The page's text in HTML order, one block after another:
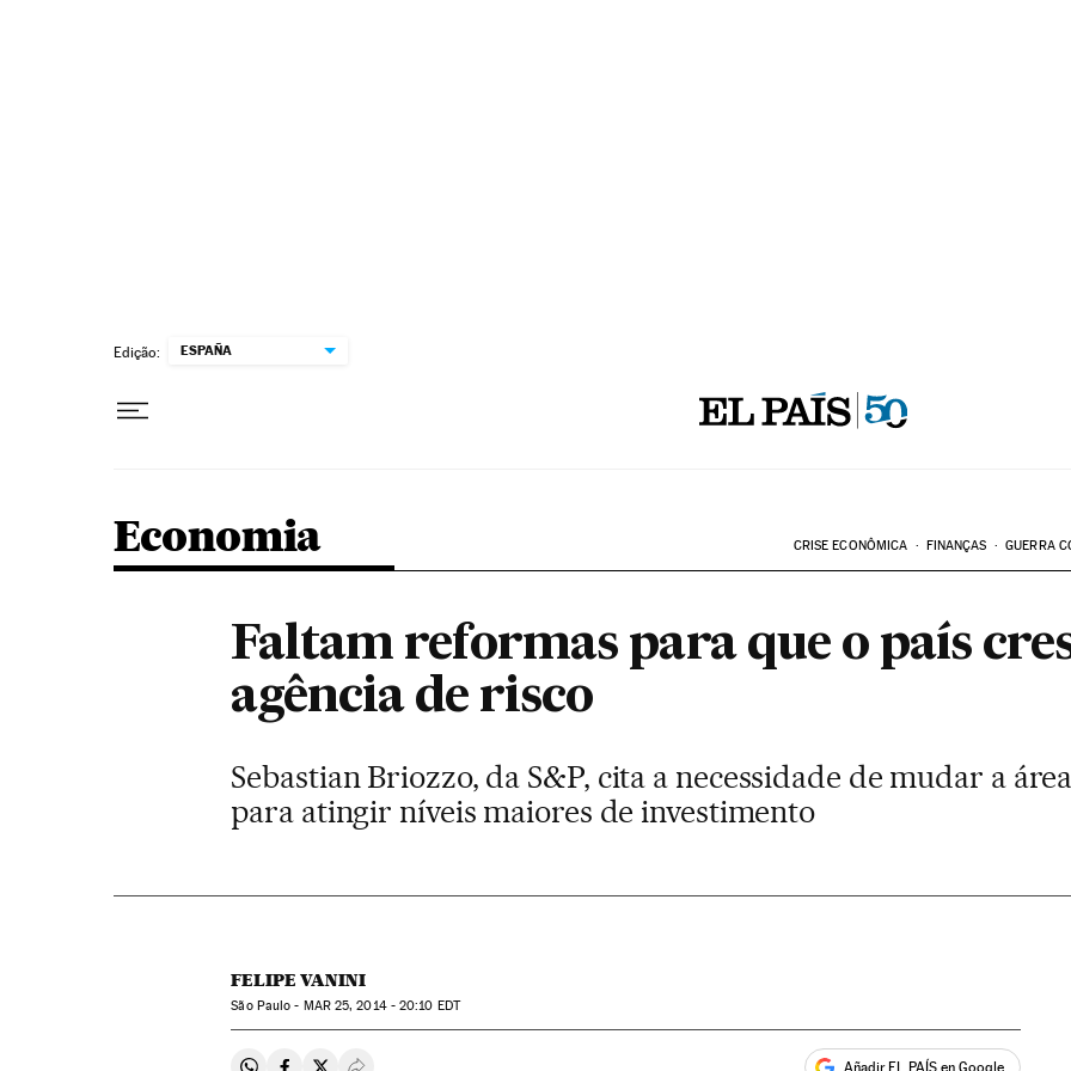
Edição: ESPAÑA
Economia CRISE ECONÔMICA FINANÇAS GUERRA
Faltam reformas para que o país
agência de risco
Sebastian Briozzo, da S&P, cita a necessidade de mudar a
para atingir níveis maiores de investimento
FELIPE VANINI
São Paulo - MAR25, 2014 - 20:10 EDT
Añadir EL PAÍS en Google